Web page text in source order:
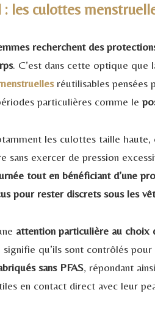
les culottes
recherchent des
. C’est dans cette optique que
réutilisables pensées
particulières comme le
les culottes taille
sans exercer de pression
tout en bénéficiant d’une
pour rester discrets sous les
attention particulière au choix
signifie qu’ils sont contrôlés
sans PFAS, répondant
en contact direct avec leur